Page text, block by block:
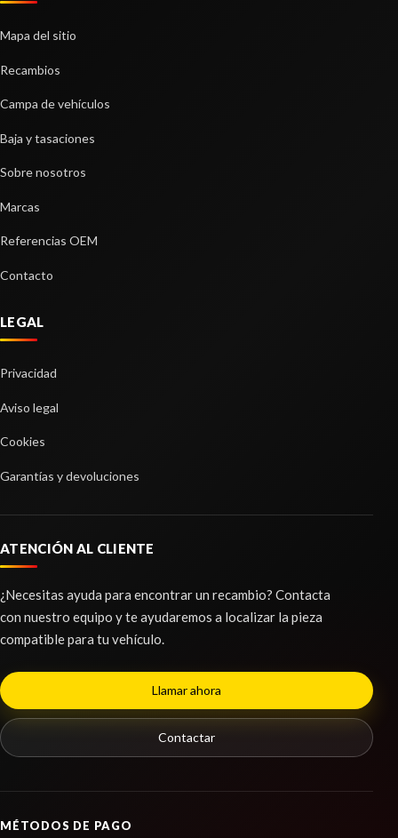
Mapa del sitio
Recambios
Campa de vehículos
Baja y tasaciones
Sobre nosotros
Marcas
Referencias OEM
Contacto
LEGAL
Privacidad
Aviso legal
Cookies
Garantías y devoluciones
ATENCIÓN AL CLIENTE
¿Necesitas ayuda para encontrar un recambio? Contacta
con nuestro equipo y te ayudaremos a localizar la pieza
compatible para tu vehículo.
Llamar ahora
Contactar
MÉTODOS DE PAGO